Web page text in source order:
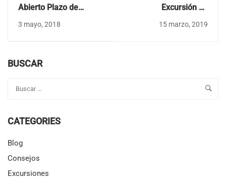
Abierto Plazo de
Summer Camp -
3 mayo, 2018
Excursión de
Overlimit en CBS
15 marzo, 2019
BUSCAR
CATEGORIES
Blog
Consejos
Excursiones